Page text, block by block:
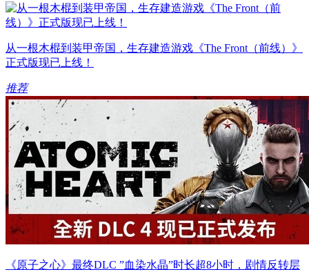
从一根木棍到装甲帝国，生存建造游戏《The Front（前线）》
正式版现已上线！
推荐
《原子之心》最终DLC ”血染水晶”时长超8小时，剧情反转层